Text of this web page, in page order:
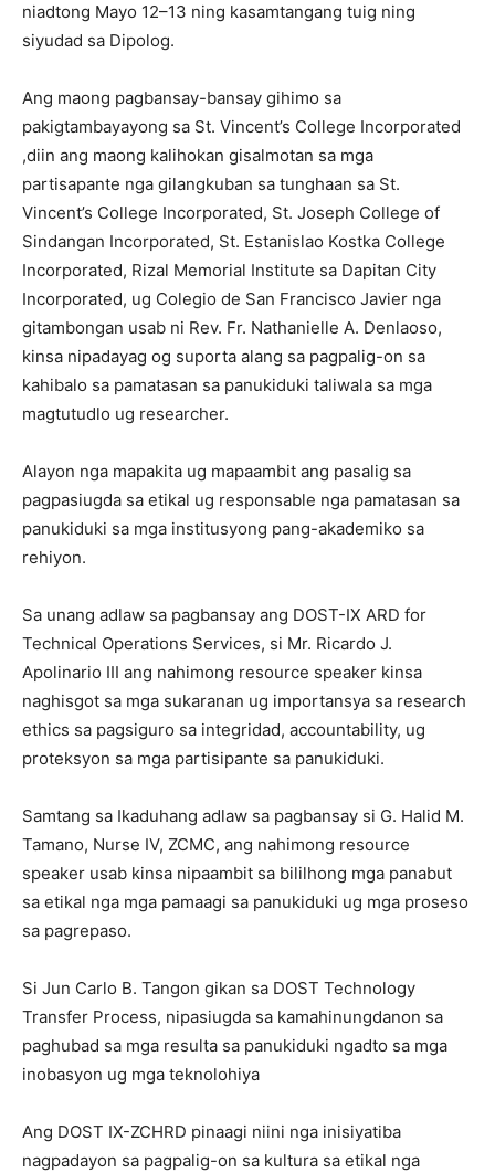
niadtong Mayo 12–13 ning kasamtangang tuig ning
siyudad sa Dipolog.
Ang maong pagbansay-bansay gihimo sa
pakigtambayayong sa St. Vincent’s College Incorporated
,diin ang maong kalihokan gisalmotan sa mga
partisapante nga gilangkuban sa tunghaan sa St.
Vincent’s College Incorporated, St. Joseph College of
Sindangan Incorporated, St. Estanislao Kostka College
Incorporated, Rizal Memorial Institute sa Dapitan City
Incorporated, ug Colegio de San Francisco Javier nga
gitambongan usab ni Rev. Fr. Nathanielle A. Denlaoso,
kinsa nipadayag og suporta alang sa pagpalig-on sa
kahibalo sa pamatasan sa panukiduki taliwala sa mga
magtutudlo ug researcher.
Alayon nga mapakita ug mapaambit ang pasalig sa
pagpasiugda sa etikal ug responsable nga pamatasan sa
panukiduki sa mga institusyong pang-akademiko sa
rehiyon.
Sa unang adlaw sa pagbansay ang DOST-IX ARD for
Technical Operations Services, si Mr. Ricardo J.
Apolinario III ang nahimong resource speaker kinsa
naghisgot sa mga sukaranan ug importansya sa research
ethics sa pagsiguro sa integridad, accountability, ug
proteksyon sa mga partisipante sa panukiduki.
Samtang sa Ikaduhang adlaw sa pagbansay si G. Halid M.
Tamano, Nurse IV, ZCMC, ang nahimong resource
speaker usab kinsa nipaambit sa bililhong mga panabut
sa etikal nga mga pamaagi sa panukiduki ug mga proseso
sa pagrepaso.
Si Jun Carlo B. Tangon gikan sa DOST Technology
Transfer Process, nipasiugda sa kamahinungdanon sa
paghubad sa mga resulta sa panukiduki ngadto sa mga
inobasyon ug mga teknolohiya
Ang DOST IX-ZCHRD pinaagi niini nga inisiyatiba
nagpadayon sa pagpalig-on sa kultura sa etikal nga